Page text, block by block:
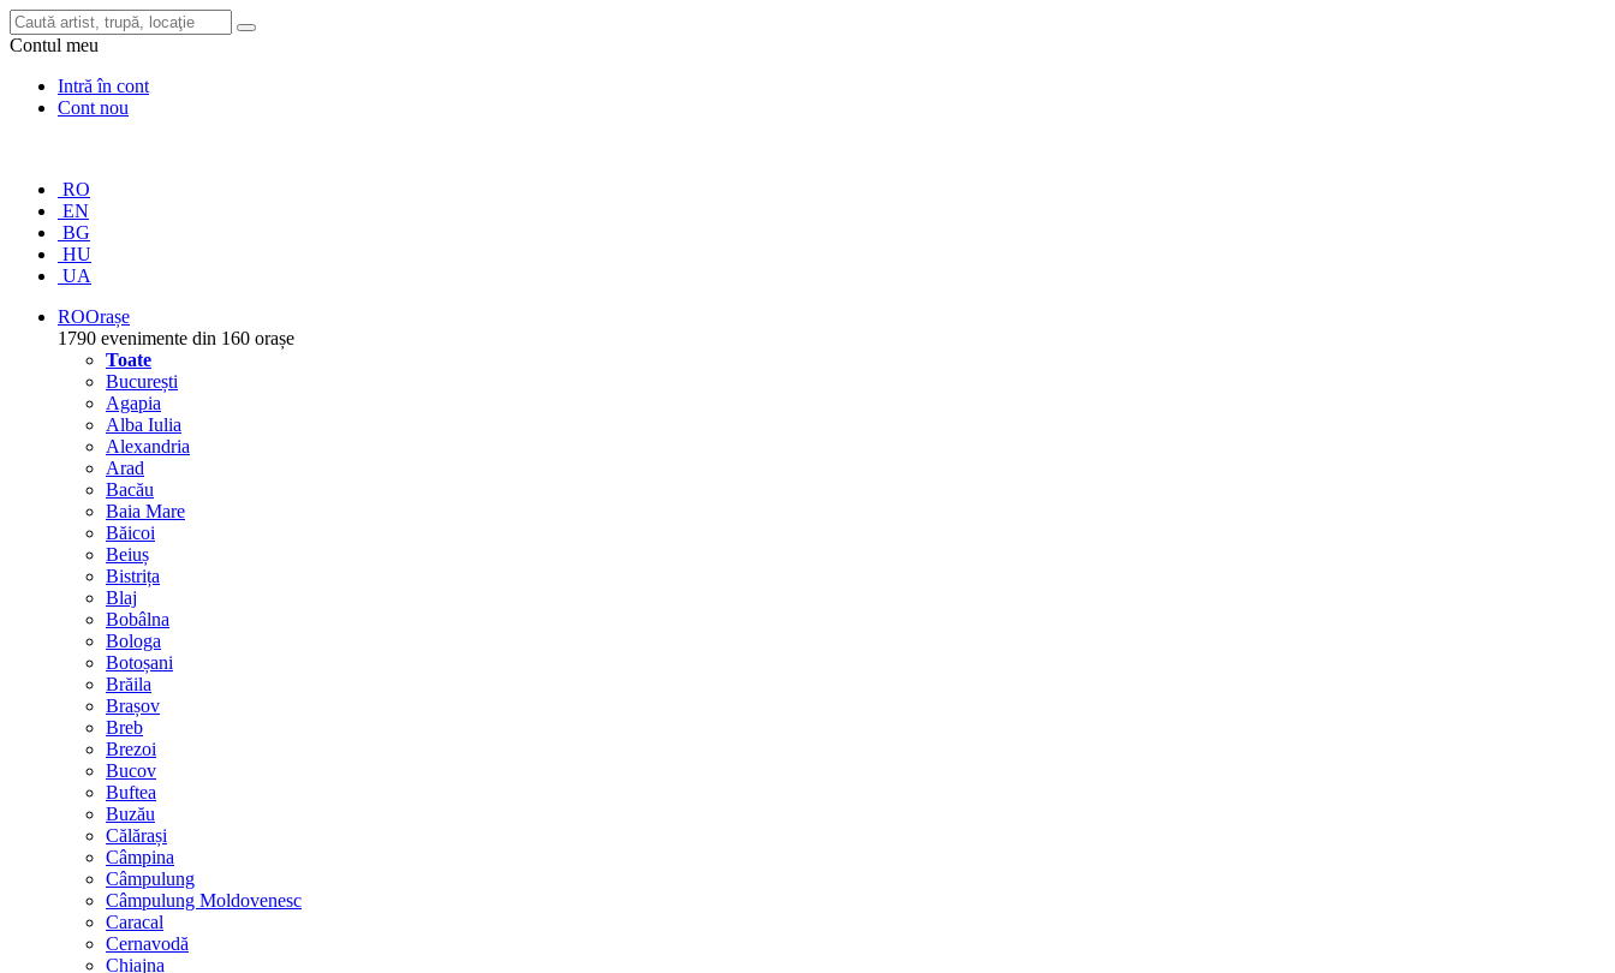
Contul meu
Intră în cont
Cont nou
RO
EN
BG
HU
UA
ROOrașe
1790 evenimente din 160 orașe
Toate
București
Agapia
Alba Iulia
Alexandria
Arad
Bacău
Baia Mare
Băicoi
Beiuș
Bistrița
Blaj
Bobâlna
Bologa
Botoșani
Brăila
Brașov
Breb
Brezoi
Bucov
Buftea
Buzău
Călărași
Câmpina
Câmpulung
Câmpulung Moldovenesc
Caracal
Cernavodă
Chiajna